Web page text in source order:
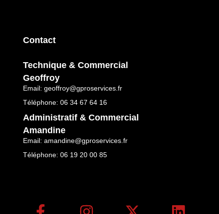
Contact
Technique & Commercial
Geoffroy
Email: geoffroy@gproservices.fr
Téléphone: 06 34 67 64 16
Administratif & Commercial
Amandine
Email: amandine@gproservices.fr
Téléphone: 06 19 20 00 85